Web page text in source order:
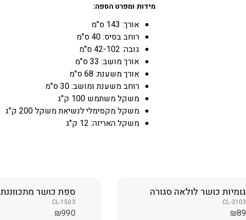
מידות ומפרט הספה:
אורך: 143 ס"מ
רוחב בסיס: 40 ס"מ
גובה: 42-102 ס"מ
אורך מושב: 33 ס"מ
אורך משענת: 68 ס"מ
רוחב משענת ומושב: 30 ס"מ
משקל משתמש 100 ק"ג
משקל מקסימלי לנשיאת משקל 200 ק"ג
משקל האריזה: 12 ק"ג
גומיות כושר לולאה סגורה
CL-3103
₪89
ספת כושר מתכווננת
CL-1503
₪990